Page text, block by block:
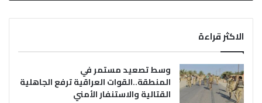
الاكثر قراءة
وسط تصعيد مستمر في
المنطقة..القوات العراقية ترفع الجاهلية
القتالية والاستنفار الأمني